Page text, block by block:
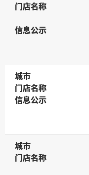
门店名称
门店名称
信息公示
信息公示
城市
城市
门店名称
门店名称
信息公示
信息公示
城市
城市
门店名称
门店名称